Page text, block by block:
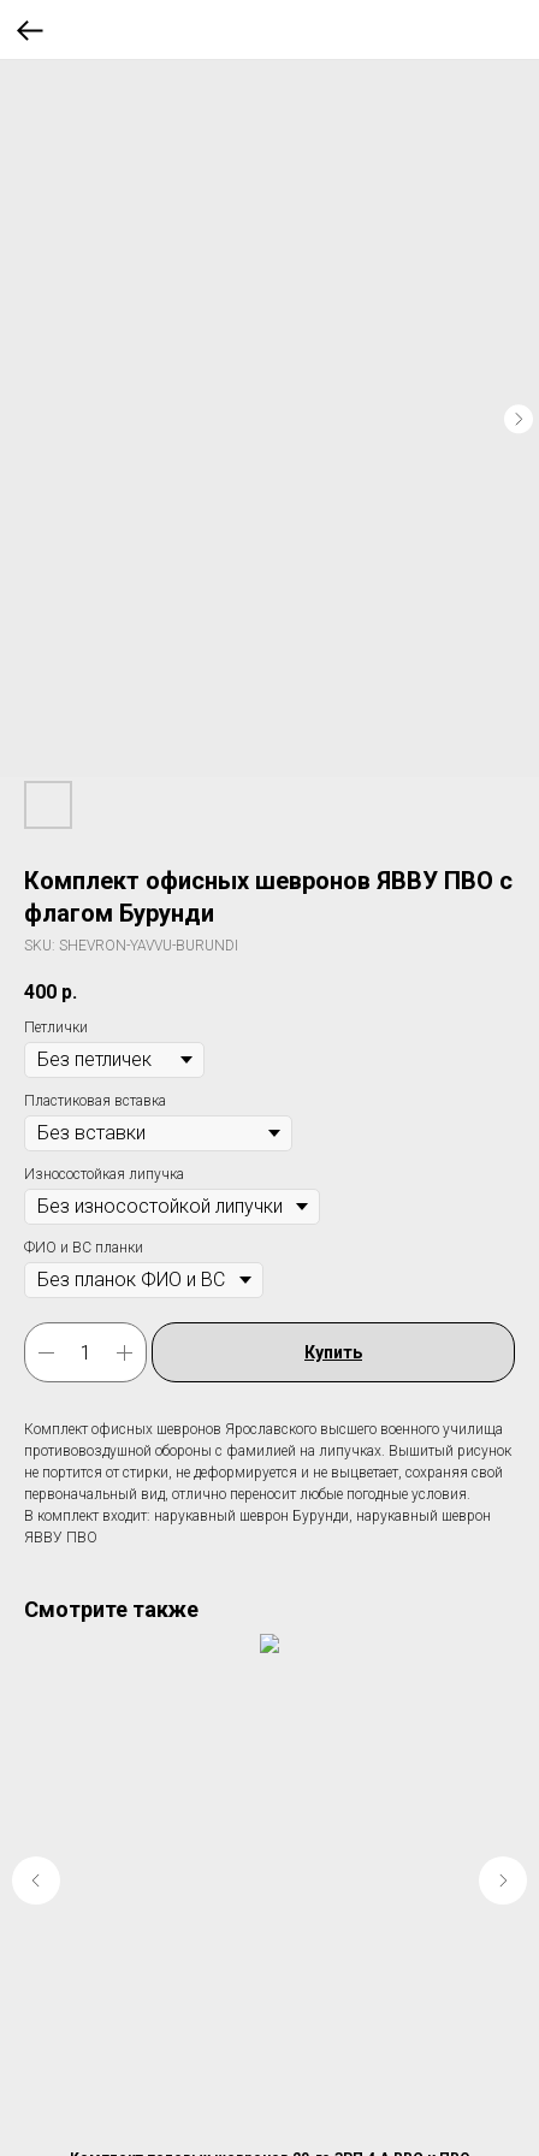
Комплект офисных шевронов ЯВВУ ПВО с
флагом Бурунди
SKU: SHEVRON-YAVVU-BURUNDI
400 р.
Петлички
Пластиковая вставка
Износостойкая липучка
ФИО и ВС планки
Купить
Комплект офисных шевронов Ярославского высшего военного училища
противовоздушной обороны c фамилией на липучках. Вышитый рисунок
не портится от стирки, не деформируется и не выцветает, сохраняя свой
первоначальный вид, отлично переносит любые погодные условия.
В комплект входит: нарукавный шеврон Бурунди, нарукавный шеврон
ЯВВУ ПВО
Смотрите также